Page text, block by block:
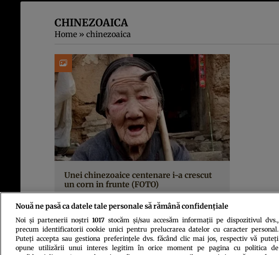
CHINEZOAICA
Home » chinezoaica
Unei chinezoaice centenare i-a crescut
un corn in frunte (FOTO)
Nouă ne pasă ca datele tale personale să rămână confidențiale
Noi și partenerii noștri 1017stocăm și/sau accesăm informații pe dispozitivul dvs.,
precum identificatorii cookie unici pentru prelucrarea datelor cu caracter personal.
Puteți accepta sau gestiona preferințele dvs. făcând clic mai jos, respectiv vă puteți
opune utilizării unui interes legitim în orice moment pe pagina cu politica de